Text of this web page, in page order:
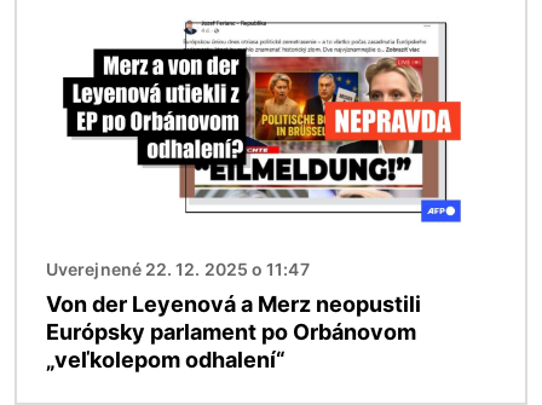
Uverejnené 22. 12. 2025 o 11:47
Von der Leyenová a Merz neopustili
Európsky parlament po Orbánovom
„veľkolepom odhalení“